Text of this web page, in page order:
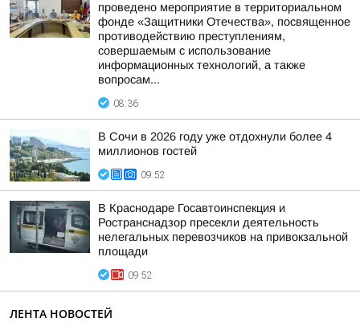
проведено мероприятие в территориальном
фонде «Защитники Отечества», посвященное
противодействию преступлениям,
совершаемым с использование
информационных технологий, а также
вопросам...
08:36
В Сочи в 2026 году уже отдохнули более 4
миллионов гостей
09:52
В Краснодаре Госавтоинспекция и
Ространснадзор пресекли деятельность
нелегальных перевозчиков на привокзальной
площади
09:52
ЛЕНТА НОВОСТЕЙ